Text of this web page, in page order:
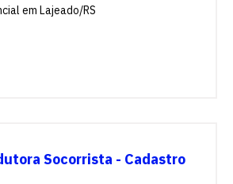
em Lajeado/RS
Socorrista - Cadastro